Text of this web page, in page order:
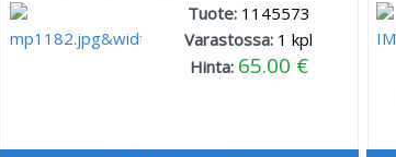
Tuote: 1145573
Varastossa: 1 kpl
Hinta: 65.00 €